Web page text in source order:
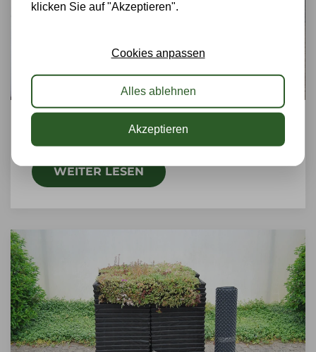
GRÜNDACHPAKET BASIC
WEITER LESEN
klicken Sie auf "Akzeptieren".
Cookies anpassen
Alles ablehnen
Akzeptieren